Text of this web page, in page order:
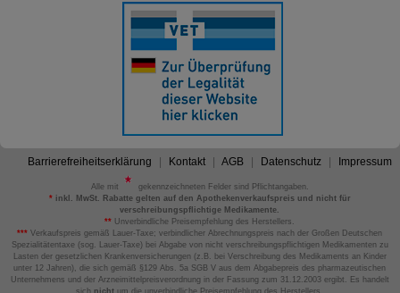
Barrierefreiheitserklärung Kontakt AGB Datenschutz Impressum
Alle mit
gekennzeichneten Felder sind Pflichtangaben.
*inkl. MwSt. Rabatte gelten auf den Apothekenverkaufspreis und nicht für
verschreibungspflichtige Medikamente.
** Unverbindliche Preisempfehlung des Herstellers.
*** Verkaufspreis gemäß Lauer-Taxe; verbindlicher Abrechnungspreis nach der Großen Deutschen
Spezialitätentaxe (sog. Lauer-Taxe) bei Abgabe von nicht verschreibungspflichtigen Medikamenten zu
Lasten der gesetzlichen Krankenversicherungen (z.B. bei Verschreibung des Medikaments an Kinder
unter 12 Jahren), die sich gemäß §129 Abs. 5a SGB V aus dem Abgabepreis des pharmazeutischen
Unternehmens und der Arzneimittelpreisverordnung in der Fassung zum 31.12.2003 ergibt. Es handelt